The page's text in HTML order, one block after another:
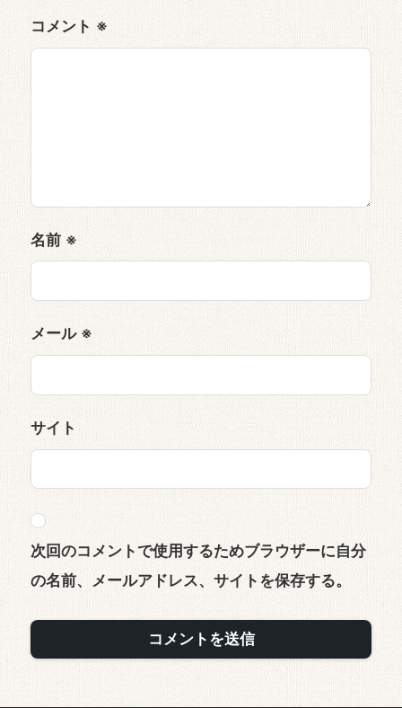
コメント ※
名前 ※
メール ※
サイト
次回のコメントで使用するためブラウザーに自分
の名前、メールアドレス、サイトを保存する。